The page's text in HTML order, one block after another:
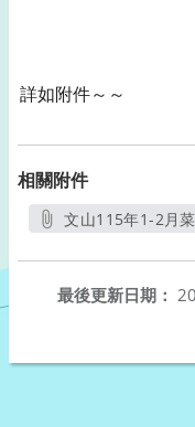
詳如附件～～
相關附件
文山115年1-2月
最後更新日期：